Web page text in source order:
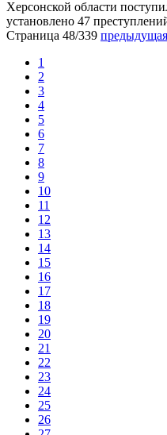
Херсонской области
установлено 47
Страница 48/339 предыдущая
1
2
3
4
5
6
7
8
9
10
11
12
13
14
15
16
17
18
19
20
21
22
23
24
25
26